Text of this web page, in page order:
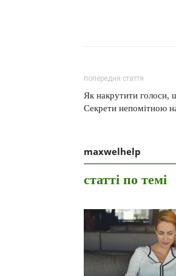
попередня стаття
Як накрутити голоси,
Секрети непомітною
maxwelhelp
статті по темі